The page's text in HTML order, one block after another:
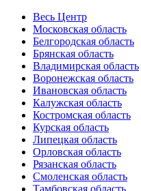
Весь Центр
Московская область
Белгородская область
Брянская область
Владимирская область
Воронежская область
Ивановская область
Калужская область
Костромская область
Курская область
Липецкая область
Орловская область
Рязанская область
Смоленская область
Тамбовская область